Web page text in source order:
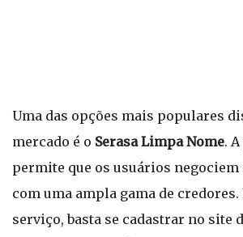
Uma das opções mais populares
mercado é o Serasa Limpa Nome.
permite que os usuários negociem
com uma ampla gama de
serviço, basta se cadastrar no site